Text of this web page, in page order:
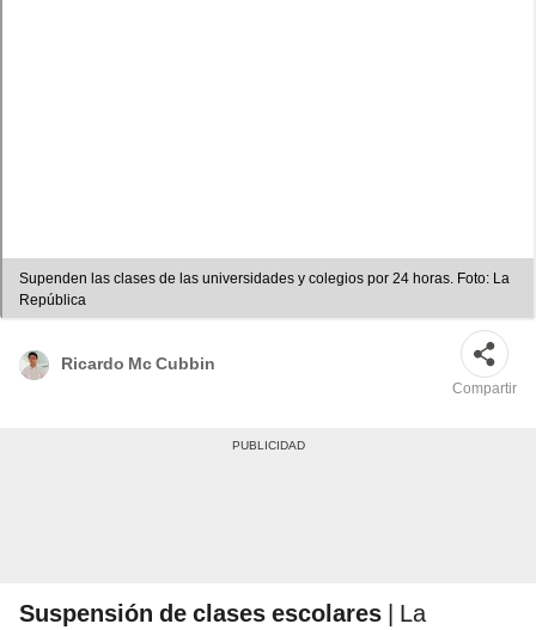
Supenden las clases de las universidades y colegios por 24 horas. Foto: La
República
Ricardo Mc Cubbin
Compartir
Suspensión de clases escolares | La